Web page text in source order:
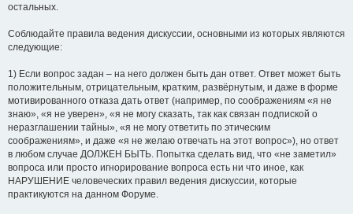
остальных.
Соблюдайте правила ведения дискуссии, основными из которых являются
следующие:
1) Если вопрос задан – на него должен быть дан ответ. Ответ может быть
положительным, отрицательным, кратким, развёрнутым, и даже в форме
мотивированного отказа дать ответ (например, по соображениям «я не
знаю», «я не уверен», «я не могу сказать, так как связан подпиской о
неразглашении тайны», «я не могу ответить по этическим
соображениям», и даже «я не желаю отвечать на этот вопрос»), но ответ
в любом случае ДОЛЖЕН БЫТЬ. Попытка сделать вид, что «не заметил»
вопроса или просто игнорирование вопроса есть ни что иное, как
НАРУШЕНИЕ человеческих правил ведения дискуссии, которые
практикуются на данном Форуме.